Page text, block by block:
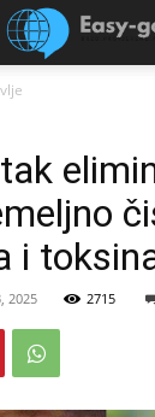
i
2025 2715